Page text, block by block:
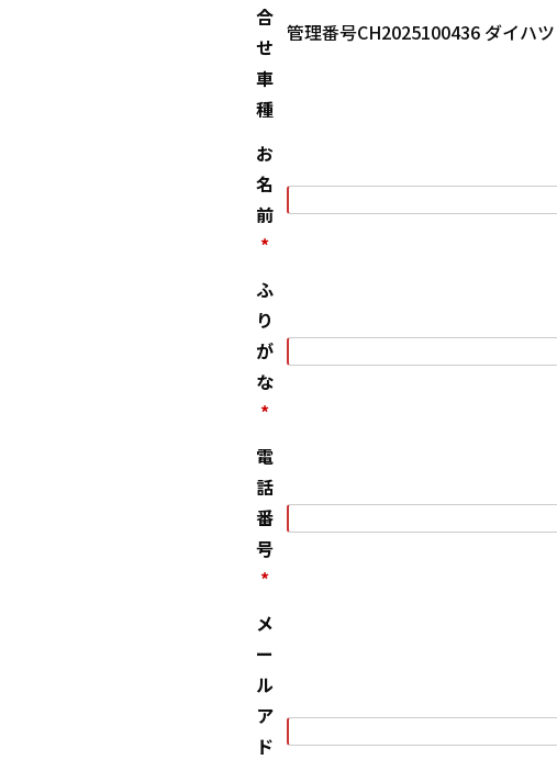
合
せ
車
種
管理番号CH2025100436 ダイハ
お
名
前
*
ふ
り
が
な
*
電
話
番
号
*
メ
ー
ル
ア
ド